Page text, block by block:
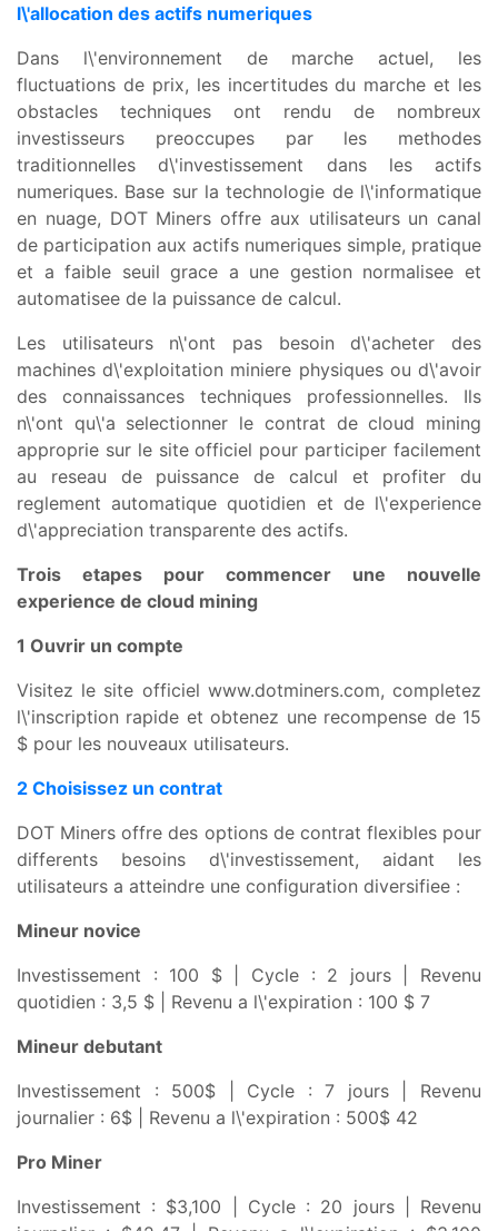
l\'allocation des actifs numeriques
Dans l\'environnement de marche actuel, les
fluctuations de prix, les incertitudes du marche et les
obstacles techniques ont rendu de nombreux
investisseurs preoccupes par les methodes
traditionnelles d\'investissement dans les actifs
numeriques. Base sur la technologie de l\'informatique
en nuage, DOT Miners offre aux utilisateurs un canal
de participation aux actifs numeriques simple, pratique
et a faible seuil grace a une gestion normalisee et
automatisee de la puissance de calcul.
Les utilisateurs n\'ont pas besoin d\'acheter des
machines d\'exploitation miniere physiques ou d\'avoir
des connaissances techniques professionnelles. Ils
n\'ont qu\'a selectionner le contrat de cloud mining
approprie sur le site officiel pour participer facilement
au reseau de puissance de calcul et profiter du
reglement automatique quotidien et de l\'experience
d\'appreciation transparente des actifs.
Trois etapes pour commencer une nouvelle
experience de cloud mining
1 Ouvrir un compte
Visitez le site officiel www.dotminers.com, completez
l\'inscription rapide et obtenez une recompense de 15
$ pour les nouveaux utilisateurs.
2 Choisissez un contrat
DOT Miners offre des options de contrat flexibles pour
differents besoins d\'investissement, aidant les
utilisateurs a atteindre une configuration diversifiee :
Mineur novice
Investissement : 100 $ | Cycle : 2 jours | Revenu
quotidien : 3,5 $ | Revenu a l\'expiration : 100 $ 7
Mineur debutant
Investissement : 500$ | Cycle : 7 jours | Revenu
journalier : 6$ | Revenu a l\'expiration : 500$ 42
Pro Miner
Investissement : $3,100 | Cycle : 20 jours | Revenu